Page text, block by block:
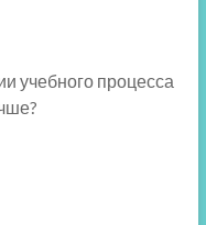
учебного процесса